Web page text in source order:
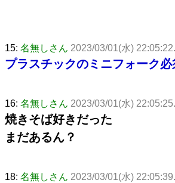
15: 名無しさん 2023/03/01(水)
プラスチックのミニフォーク必
16: 名無しさん 2023/03/01(水)
焼きそば好きだった
まだあるん？
18: 名無しさん 2023/03/01(水)